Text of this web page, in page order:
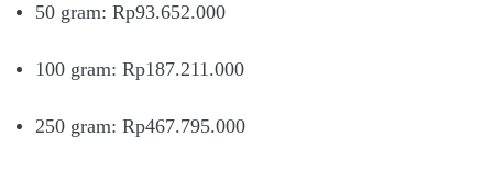
50 gram: Rp93.652.000
100 gram: Rp187.211.000
250 gram: Rp467.795.000